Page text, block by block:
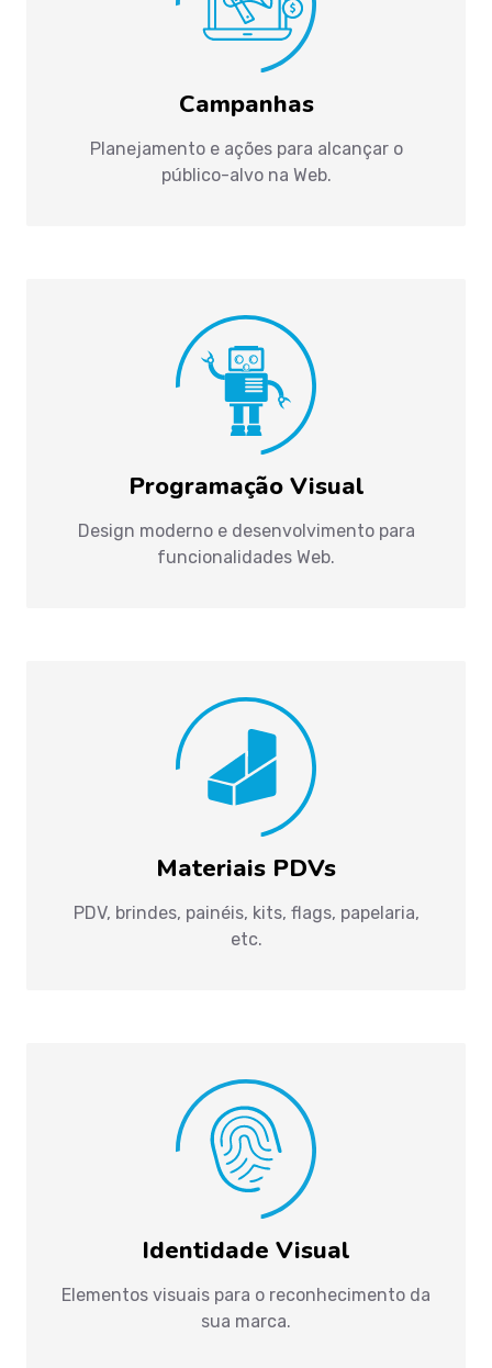
Campanhas
Planejamento e ações para alcançar o
público-alvo na Web.
Programação Visual
Design moderno e desenvolvimento para
funcionalidades Web.
Materiais PDVs
PDV, brindes, painéis, kits, flags, papelaria,
etc.
Identidade Visual
Elementos visuais para o reconhecimento da
sua marca.